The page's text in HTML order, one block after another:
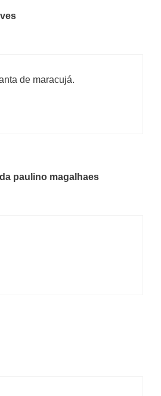
de maracujá.
paulino magalhaes